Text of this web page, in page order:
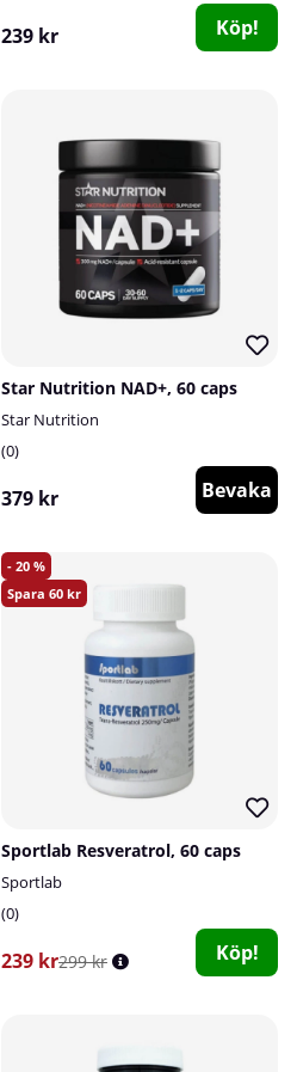
239 kr Köp!
Star Nutrition NAD+, 60 caps
Star Nutrition
0
379 kr Bevaka
20
60
Sportlab Resveratrol, 60 caps
Sportlab
0
239 kr299 kr Köp!